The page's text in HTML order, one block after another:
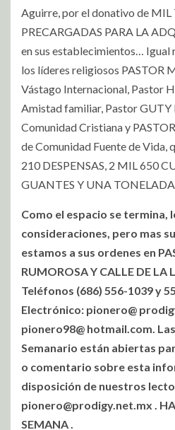
Aguirre, por el donativo de MIL
PRECARGADAS PARA LA
en sus establecimientos… Igual
los líderes religiosos PASTOR
Vástago Internacional, Pastor
Amistad familiar, Pastor
Comunidad Cristiana y
de Comunidad Fuente de Vida,
210 DESPENSAS, 2 MIL 650
GUANTES Y UNA TONELADA
Como el espacio se termina,
consideraciones, pero mas
estamos a sus ordenes en
RUMOROSA Y CALLE DE LA
Teléfonos (686) 556-1039 y
Electrónico: pionero@
pionero98@ hotmail.com.
Semanario están abiertas
o comentario sobre esta
disposición de nuestros
pionero@prodigy.net.mx .
SEMANA .